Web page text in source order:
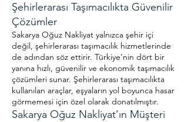
Şehirlerarası Taşımacılıkta Güvenilir
Çözümler
Sakarya Oğuz Nakliyat yalnızca şehir içi
değil, şehirlerarası taşımacılık hizmetlerinde
de adından söz ettirir. Türkiye’nin dört bir
yanına hızlı, güvenilir ve ekonomik taşımacılık
çözümleri sunar. Şehirlerarası taşımacılıkta
kullanılan araçlar, eşyaların yol boyunca hasar
görmemesi için özel olarak donatılmıştır.
Sakarya Oğuz Nakliyat’ın Müşteri